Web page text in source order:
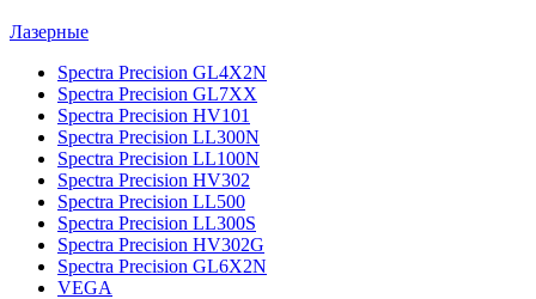
Лазерные
Spectra Precision GL4X2N
Spectra Precision GL7XX
Spectra Precision HV101
Spectra Precision LL300N
Spectra Precision LL100N
Spectra Precision HV302
Spectra Precision LL500
Spectra Precision LL300S
Spectra Precision HV302G
Spectra Precision GL6X2N
VEGA